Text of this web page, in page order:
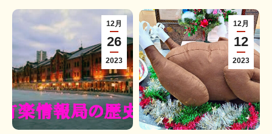
12月
26
2023
12月
12
2023